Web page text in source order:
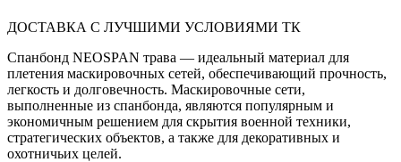
ДОСТАВКА С ЛУЧШИМИ УСЛОВИЯМИ ТК
Спанбонд NEOSPAN трава — идеальный материал для
плетения маскировочных сетей, обеспечивающий прочность,
легкость и долговечность. Маскировочные сети,
выполненные из спанбонда, являются популярным и
экономичным решением для скрытия военной техники,
стратегических объектов, а также для декоративных и
охотничьих целей.